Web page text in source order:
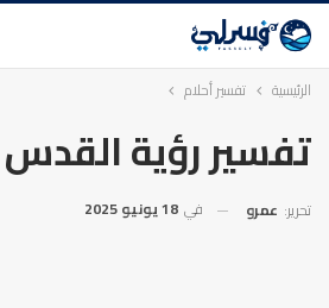
الرئيسية تفسير أحلام
تفسير رؤية
تحرير: عمرو في 18 يونيو 2025